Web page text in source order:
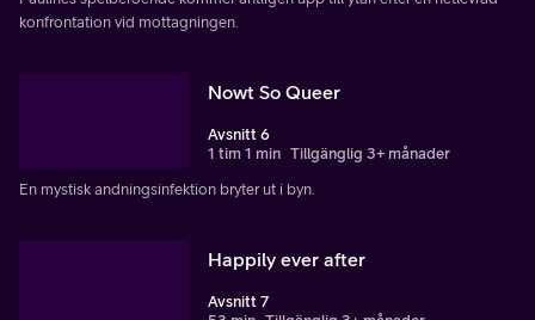
konfrontation vid mottagningen.
Nowt So Queer
Avsnitt 6
1 tim 1 min Tillgänglig 3+ månader
En mystisk andningsinfektion bryter ut i byn.
Happily ever after
Avsnitt 7